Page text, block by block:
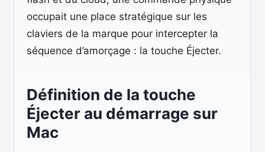
occupait une place stratégique sur les
claviers de la marque pour intercepter la
séquence d’amorçage : la touche Éjecter.
Définition de la touche
Éjecter au démarrage sur
Mac